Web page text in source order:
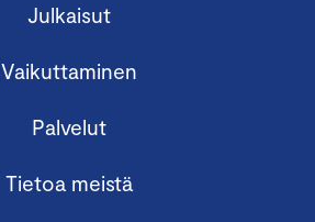
Julkaisut
Vaikuttaminen
Palvelut
Tietoa meistä